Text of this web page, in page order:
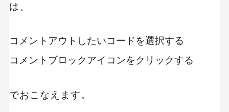
は、
コメントアウトしたいコードを選択する
コメントブロックアイコンをクリックする
でおこなえます。